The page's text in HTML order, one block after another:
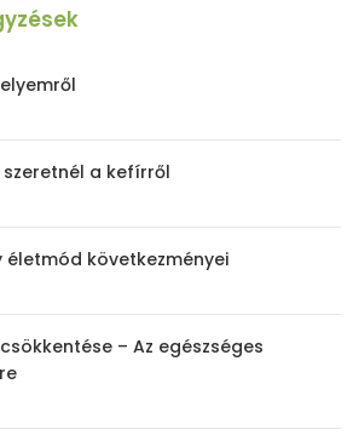
a kefírről
életmód következményei
– Az egészséges